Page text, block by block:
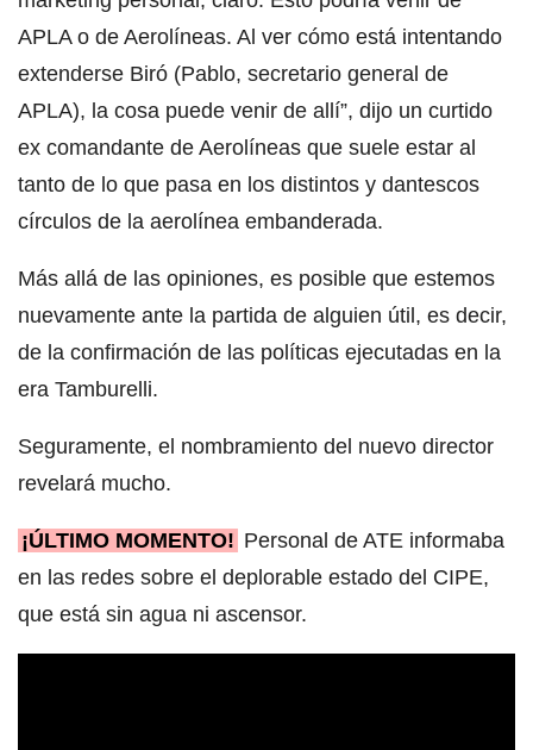
APLA o de Aerolíneas. Al ver cómo está intentando
extenderse Biró (Pablo, secretario general de
APLA), la cosa puede venir de allí”, dijo un curtido
ex comandante de Aerolíneas que suele estar al
tanto de lo que pasa en los distintos y dantescos
círculos de la aerolínea embanderada.
Más allá de las opiniones, es posible que estemos
nuevamente ante la partida de alguien útil, es decir,
de la confirmación de las políticas ejecutadas en la
era Tamburelli.
Seguramente, el nombramiento del nuevo director
revelará mucho.
¡ÚLTIMO MOMENTO! Personal de ATE informaba
en las redes sobre el deplorable estado del CIPE,
que está sin agua ni ascensor.